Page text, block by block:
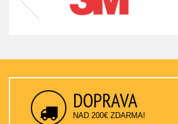
DOPRAVA
NAD 200€ ZDARMA!